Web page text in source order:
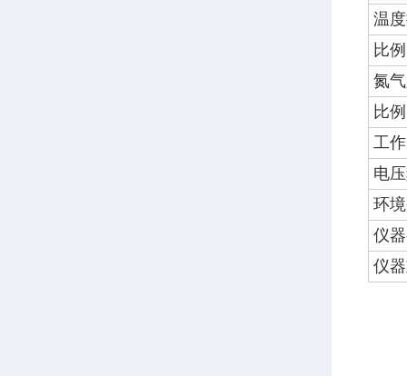
温
比
氮
比
工
电
环
仪
仪